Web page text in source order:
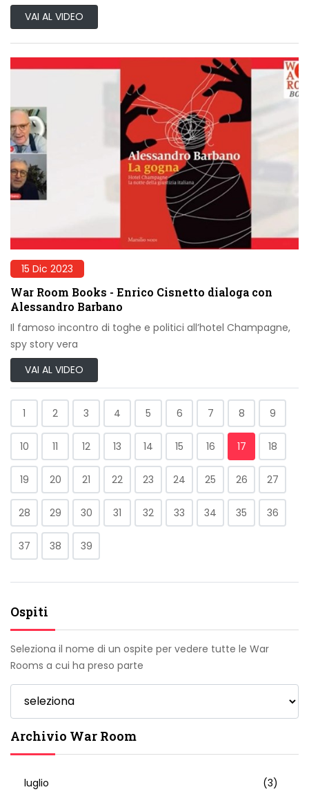
VAI AL VIDEO
15 Dic 2023
War Room Books - Enrico Cisnetto dialoga con
Alessandro Barbano
Il famoso incontro di toghe e politici all’hotel Champagne,
spy story vera
VAI AL VIDEO
1 2 3 4 5 6 7 8 9
10 11 12 13 14 15 16 17 18
19 20 21 22 23 24 25 26 27
28 29 30 31 32 33 34 35 36
37 38 39
Ospiti
Seleziona il nome di un ospite per vedere tutte le War
Rooms a cui ha preso parte
Archivio War Room
luglio (3)